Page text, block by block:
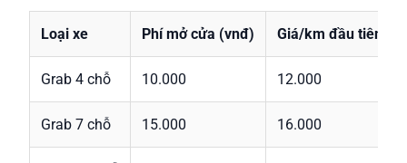
Loại xe Phí mở cửa (vnđ) Giá/km đầu tiên
Grab 4 chỗ 10.000 12.000
Grab 7 chỗ 15.000 16.000